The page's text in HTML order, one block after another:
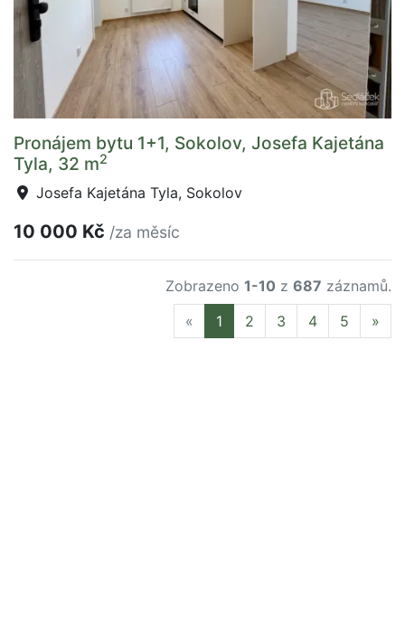
Pronájem bytu 1+1, Sokolov, Josefa Kajetána
Tyla, 32 m2
Josefa Kajetána Tyla, Sokolov
10 000 Kč /za měsíc
Zobrazeno 1-10 z 687 záznamů.
« Previous
1 2 3 4 5 »